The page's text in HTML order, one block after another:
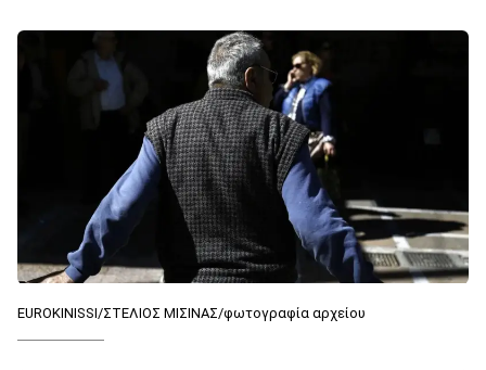
EUROKINISSI/ΣΤΕΛΙΟΣ ΜΙΣΙΝΑΣ/φωτογραφία αρχείου